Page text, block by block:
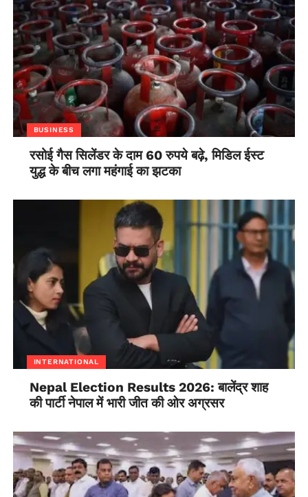
BUSINESS
रसोई गैस सिलेंडर के दाम 60 रुपये बढ़े, मिडिल ईस्ट
युद्ध के बीच लगा महंगाई का झटका
INTERNATIONAL
Nepal Election Results 2026: बालेंद्र शाह
की पार्टी नेपाल में भारी जीत की ओर अग्रसर